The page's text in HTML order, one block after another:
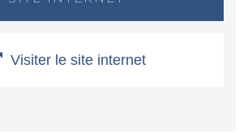
Visiter le site internet